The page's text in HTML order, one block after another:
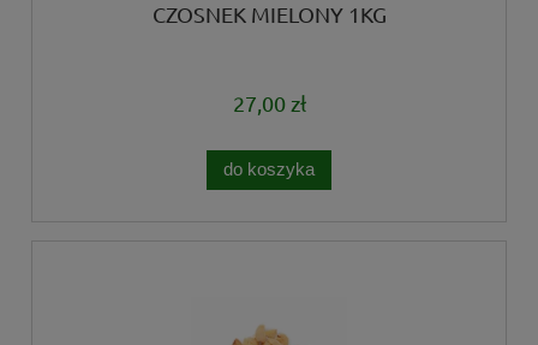
CZOSNEK MIELONY 1KG
27,00 zł
do koszyka